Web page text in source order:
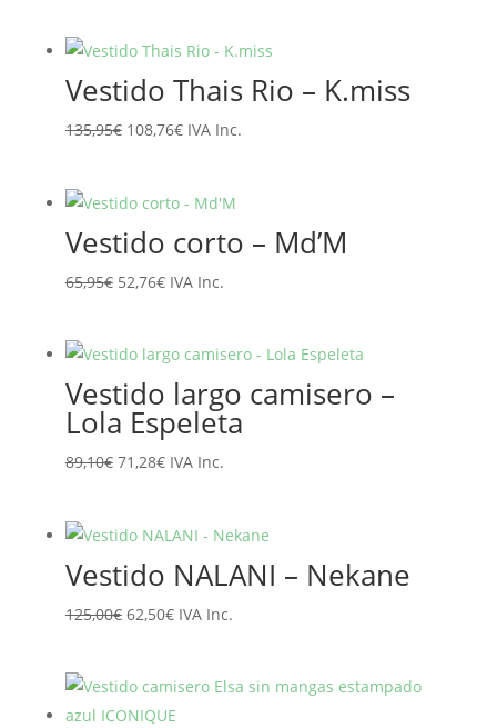
era:
129,90€.
es:
103,92€.
Vestido Thais Rio – K.miss
135,95€ El
era:
135,95€.
108,76€El
es:
108,76€.
IVA Inc.
Vestido corto – Md’M
65,95€ El
era:
65,95€.
52,76€El
es:
52,76€.
IVA Inc.
Vestido largo camisero –
Lola Espeleta
89,10€ El
era:
89,10€.
71,28€El
es:
71,28€.
IVA Inc.
Vestido NALANI – Nekane
125,00€ El
era:
62,50€El
es:
IVA Inc.